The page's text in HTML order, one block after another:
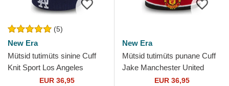
(5)
New Era
Mütsid tutimüts sinine Cuff
Knit Sport Los Angeles
Dodgers MLB New Era
EUR 36,95
New Era
Mütsid tutimüts punane Cuff
Jake Manchester United
Football Club Premier League
EUR 36,95